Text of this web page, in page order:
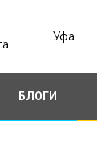
Уфа
БЛОГИ